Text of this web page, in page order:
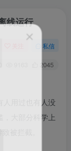
线运行
私信
2045
人用过也有人没
，大部分科学上
被拦截。